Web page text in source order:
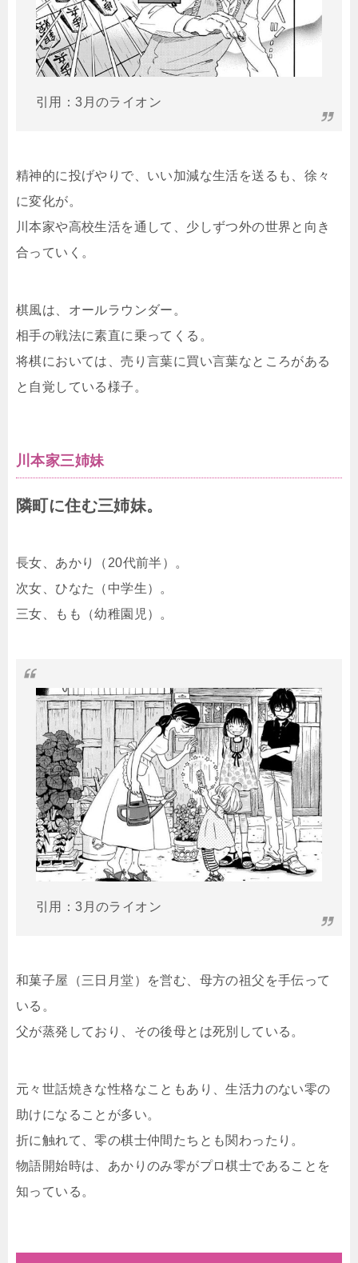
引用：3月のライオン
精神的に投げやりで、いい加減な生活を送るも、徐々
に変化が。
川本家や高校生活を通して、少しずつ外の世界と向き
合っていく。
棋風は、オールラウンダー。
相手の戦法に素直に乗ってくる。
将棋においては、売り言葉に買い言葉なところがある
と自覚している様子。
川本家三姉妹
隣町に住む三姉妹。
長女、あかり（20代前半）。
次女、ひなた（中学生）。
三女、もも（幼稚園児）。
引用：3月のライオン
和菓子屋（三日月堂）を営む、母方の祖父を手伝って
いる。
父が蒸発しており、その後母とは死別している。
元々世話焼きな性格なこともあり、生活力のない零の
助けになることが多い。
折に触れて、零の棋士仲間たちとも関わったり。
物語開始時は、あかりのみ零がプロ棋士であることを
知っている。